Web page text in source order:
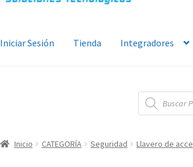
Iniciar Sesión Tienda Integradores
Búsqueda
de
productos
Inicio CATEGORÍA Seguridad Llavero de